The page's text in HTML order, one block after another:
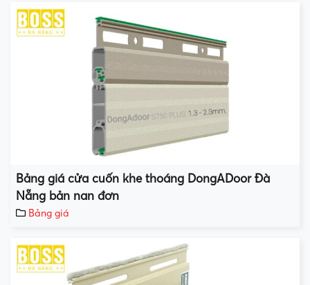
Bảng giá cửa cuốn khe thoáng DongADoor Đà
Nẵng bản nan đơn
Bảng giá